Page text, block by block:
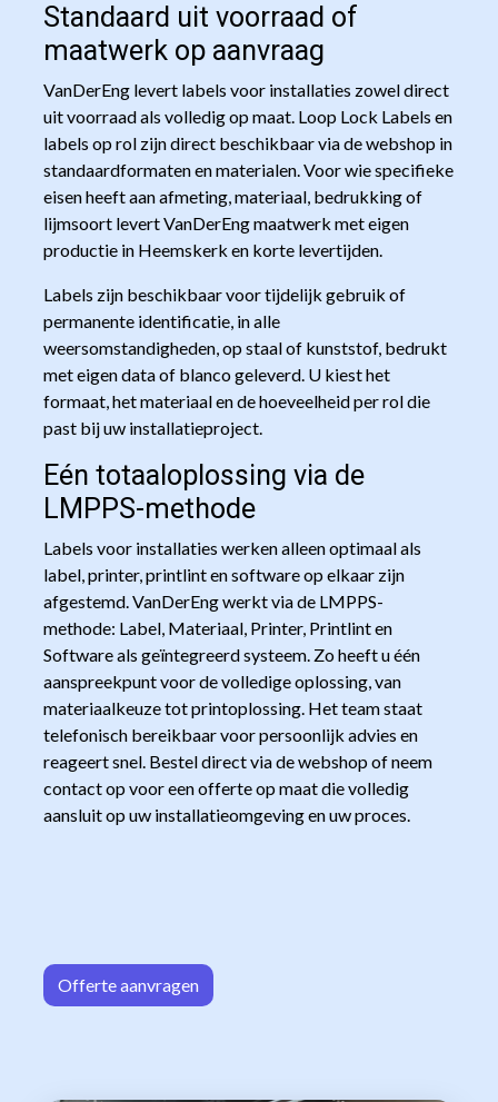
Standaard uit voorraad of
maatwerk op aanvraag
VanDerEng levert labels voor installaties zowel direct
uit voorraad als volledig op maat. Loop Lock Labels en
labels op rol zijn direct beschikbaar via de webshop in
standaardformaten en materialen. Voor wie specifieke
eisen heeft aan afmeting, materiaal, bedrukking of
lijmsoort levert VanDerEng maatwerk met eigen
productie in Heemskerk en korte levertijden.
Labels zijn beschikbaar voor tijdelijk gebruik of
permanente identificatie, in alle
weersomstandigheden, op staal of kunststof, bedrukt
met eigen data of blanco geleverd. U kiest het
formaat, het materiaal en de hoeveelheid per rol die
past bij uw installatieproject.
Eén totaaloplossing via de
LMPPS-methode
Labels voor installaties werken alleen optimaal als
label, printer, printlint en software op elkaar zijn
afgestemd. VanDerEng werkt via de LMPPS-
methode: Label, Materiaal, Printer, Printlint en
Software als geïntegreerd systeem. Zo heeft u één
aanspreekpunt voor de volledige oplossing, van
materiaalkeuze tot printoplossing. Het team staat
telefonisch bereikbaar voor persoonlijk advies en
reageert snel. Bestel direct via de webshop of neem
contact op voor een offerte op maat die volledig
aansluit op uw installatieomgeving en uw proces.
Offerte aan​​vrag​​en